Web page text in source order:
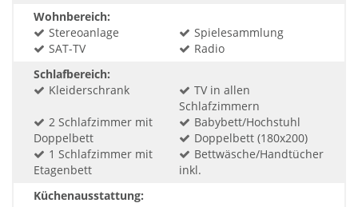
Wohnbereich:
Stereoanlage
Spielesammlung
SAT-TV
Radio
Schlafbereich:
Kleiderschrank
TV in allen
Schlafzimmern
2 Schlafzimmer mit
Doppelbett
Babybett/Hochstuhl
Doppelbett (180x200)
1 Schlafzimmer mit
Etagenbett
Bettwäsche/Handtücher
inkl.
Küchenausstattung: